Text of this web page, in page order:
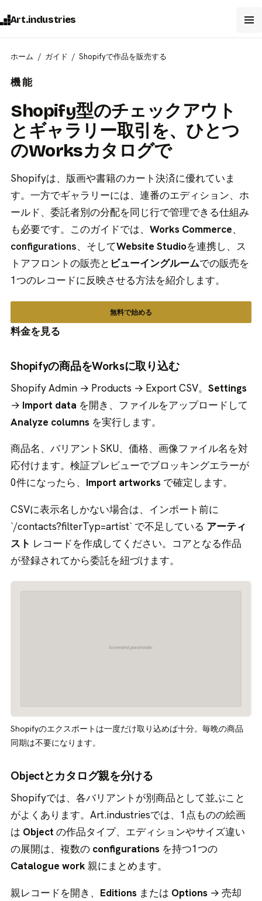
Art.industries
ホーム ガイド Shopifyで作品を販売する
機能
Shopify型のチェックアウト
とギャラリー取引を、ひとつ
のWorksカタログで
Shopifyは、版画や書籍のカート決済に優れていま
す。一方でギャラリーには、連番のエディション、ホ
ールド、委託者別の分配を同じ行で管理できる仕組み
も必要です。このガイドでは、Works Commerce、
configurations、そしてWebsite Studioを連携し、ス
トアフロントの販売と ビューイングルームでの販売を
1つのレコードに反映させる方法を紹介します。
無料で始める
料金を見る
Shopifyの商品をWorksに取り込む
Shopify Admin → Products → Export CSV。Settings
→ Import data を開き、ファイルをアップロードして
Analyze columns を実行します。
商品名、バリアントSKU、価格、画像ファイル名を対
応付けます。検証プレビューでブロッキングエラーが
0件になったら、 Import artworks で確定します。
CSVに表示名しかない場合は、インポート前に
`/contacts?filterTyp=artist` で不足している アーティ
スト レコードを作成してください。コアとなる作品
が登録されてから委託を紐づけます。
Shopifyのエクスポートは一度だけ取り込めば十分。毎晩の商品
同期は不要になります。
Objectとカタログ親を分ける
Shopifyでは、各バリアントが別商品として並ぶこと
がよくあります。Art.industriesでは、1点ものの絵画
は Object の作品タイプ、エディションやサイズ違い
の展開は、複数の configurations を持つ1つの
Catalogue work 親にまとめます。
親レコードを開き、 Editions または Options → 売却